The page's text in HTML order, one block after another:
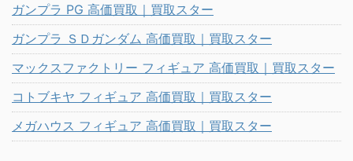
ガンプラ PG 高価買取｜買取スター
ガンプラ ＳＤガンダム 高価買取｜買取スター
マックスファクトリー フィギュア 高価買取｜買取スター
コトブキヤ フィギュア 高価買取｜買取スター
メガハウス フィギュア 高価買取｜買取スター